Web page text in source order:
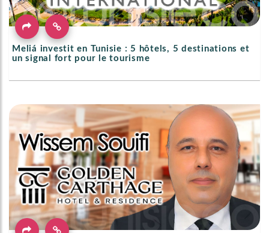
Meliá investit en Tunisie : 5 hôtels, 5 destinations et
un signal fort pour le tourisme